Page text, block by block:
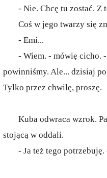
- Nie. Chcę tu zostać. Z
Coś w jego twarzy się
- Emi...
- Wiem. - mówię cicho.
powinniśmy. Ale... dzisiaj
Tylko przez chwilę, proszę.
Kuba odwraca wzrok.
stojącą w oddali.
- Ja też tego